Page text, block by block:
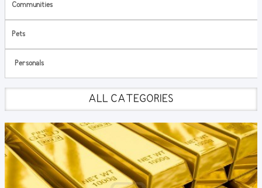
Communities
Pets
Personals
ALL CATEGORIES